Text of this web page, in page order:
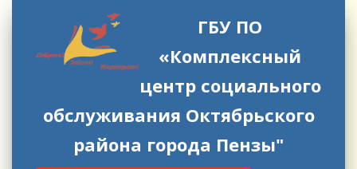
ГБУ ПО
«Комплексный
центр социального
обслуживания Октябрьского
района города Пензы"